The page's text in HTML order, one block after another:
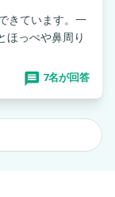
きています。一
ほっぺや鼻周り
7名が回答